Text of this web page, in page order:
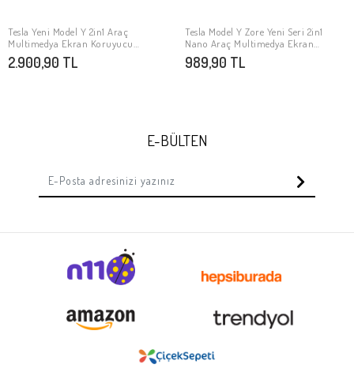
SEPETE EKLE
Tesla Yeni Model Y 2in1 Araç
Multimedya Ekran Koruyucu
Uygulama Aparatlı Zore Premium
Temperli Cam Ekran Koruyucu
2.900,90 TL
SEPETE EKLE
Tesla Model Y Zore Yeni Seri 2in1
Nano Araç Multimedya Ekran
Koruyucu
989,90 TL
E-BÜLTEN